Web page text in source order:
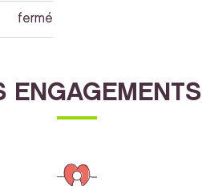
fermé
ENGAGEMENTS